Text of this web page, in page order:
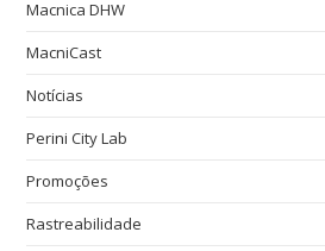
Macnica DHW
MacniCast
Notícias
Perini City Lab
Promoções
Rastreabilidade